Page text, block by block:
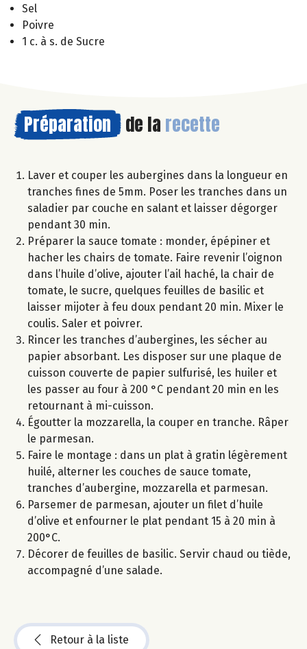
Sel
Poivre
1 c. à s. de Sucre
Préparation de la recette
Laver et couper les aubergines dans la longueur en
tranches fines de 5mm. Poser les tranches dans un
saladier par couche en salant et laisser dégorger
pendant 30 min.
Préparer la sauce tomate : monder, épépiner et
hacher les chairs de tomate. Faire revenir l’oignon
dans l’huile d’olive, ajouter l’ail haché, la chair de
tomate, le sucre, quelques feuilles de basilic et
laisser mijoter à feu doux pendant 20 min. Mixer le
coulis. Saler et poivrer.
Rincer les tranches d’aubergines, les sécher au
papier absorbant. Les disposer sur une plaque de
cuisson couverte de papier sulfurisé, les huiler et
les passer au four à 200 °C pendant 20 min en les
retournant à mi-cuisson.
Égoutter la mozzarella, la couper en tranche. Râper
le parmesan.
Faire le montage : dans un plat à gratin légèrement
huilé, alterner les couches de sauce tomate,
tranches d’aubergine, mozzarella et parmesan.
Parsemer de parmesan, ajouter un filet d’huile
d’olive et enfourner le plat pendant 15 à 20 min à
200°C.
Décorer de feuilles de basilic. Servir chaud ou tiède,
accompagné d’une salade.
Retour à la liste